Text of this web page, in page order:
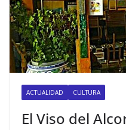
ACTUALIDAD CULTURA
El Viso del